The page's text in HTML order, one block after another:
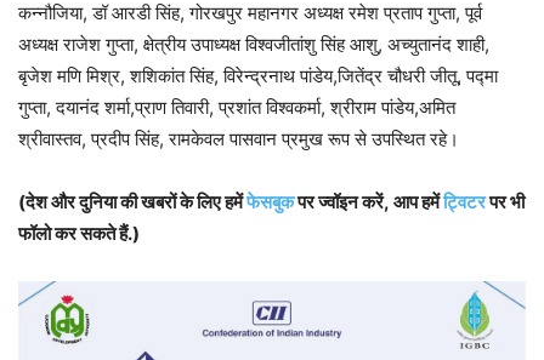
कन्नौजिया, डॉ आरडी सिंह, गोरखपुर महानगर अध्यक्ष रमेश प्रताप गुप्ता, पूर्व
अध्यक्ष राजेश गुप्ता, क्षेत्रीय उपाध्यक्ष विश्वजीतांशु सिंह आशु, अच्युतानंद शाही,
बृजेश मणि मिश्र, शशिकांत सिंह, विरेन्द्रनाथ पांडेय,जितेंद्र चौधरी जीतू, पद्मा
गुप्ता, दयानंद शर्मा,प्राण तिवारी, प्रशांत विश्वकर्मा, श्रीराम पांडेय,अमित
श्रीवास्तव, प्रदीप सिंह, रामकेवल पासवान प्रमुख रूप से उपस्थित रहे।
(देश और दुनिया की खबरों के लिए हमेंफेसबुकपर ज्वॉइन करें, आप हमेंट्विटरपर भी
फॉलो कर सकते हैं.)